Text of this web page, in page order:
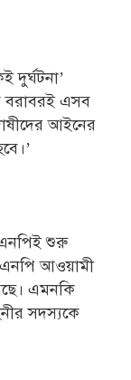
বরাবরই এসব
আইনের
শুরু
আওয়ামী
এমনকি
সদস্যকে